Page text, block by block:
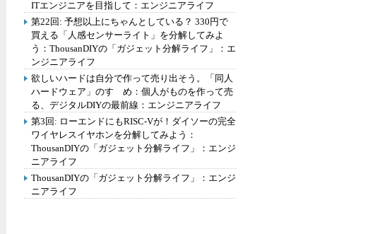
ITエンジニアを目指して：エンジニアライフ
第22回: 予想以上にちゃんとしている？ 330円で
買える「人感センサーライト」を分解してみよ
う：ThousanDIYの「ガジェット分解ライフ」：エ
ンジニアライフ
欲しいハードは自分で作って売り出そう。「同人
ハードウェア」のすゝめ：個人がものを作って売
る、デジタルDIYの最前線：エンジニアライフ
第3回: ローエンドにもRISC-Vが！ダイソーの完全
ワイヤレスイヤホンを分解してみよう：
ThousanDIYの「ガジェット分解ライフ」：エンジ
ニアライフ
ThousanDIYの「ガジェット分解ライフ」：エンジ
ニアライフ